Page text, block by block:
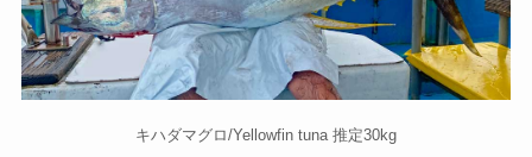
キハダマグロ/Yellowfin tuna 推定30kg